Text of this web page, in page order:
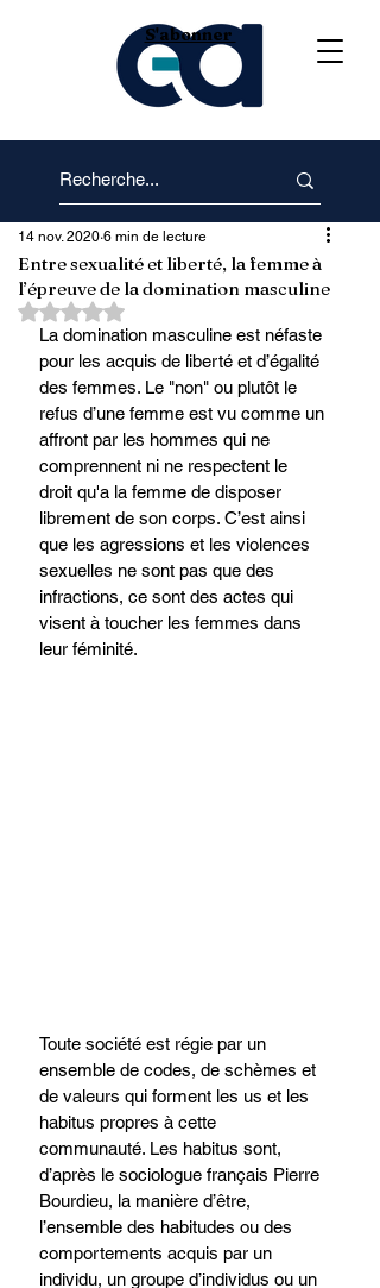
S'abonner
Entre sexualité et liberté, la femme à
l’épreuve de la domination masculine
14 nov. 2020 6 min de lecture
Noté NaN étoiles sur 5.
La domination masculine est néfaste
pour les acquis de liberté et d’égalité
des femmes. Le "non" ou plutôt le
refus d’une femme est vu comme un
affront par les hommes qui ne
comprennent ni ne respectent le
droit qu'a la femme de disposer
librement de son corps. C’est ainsi
que les agressions et les violences
sexuelles ne sont pas que des
infractions, ce sont des actes qui
visent à toucher les femmes dans
leur féminité.
Toute société est régie par un
ensemble de codes, de schèmes et
de valeurs qui forment les us et les
habitus propres à cette
communauté. Les habitus sont,
d’après le sociologue français Pierre
Bourdieu, la manière d’être,
l’ensemble des habitudes ou des
comportements acquis par un
individu, un groupe d’individus ou un